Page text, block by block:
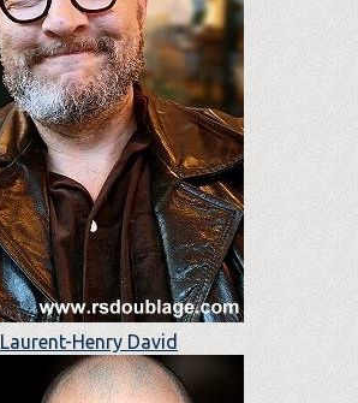
Laurent-Henry David